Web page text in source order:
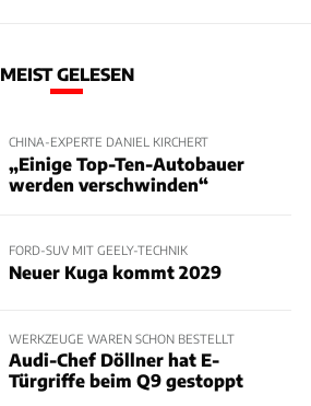
MEIST GELESEN
CHINA-EXPERTE DANIEL KIRCHERT
„Einige Top-Ten-Autobauer
werden verschwinden“
FORD-SUV MIT GEELY-TECHNIK
Neuer Kuga kommt 2029
WERKZEUGE WAREN SCHON BESTELLT
Audi-Chef Döllner hat E-
Türgriffe beim Q9 gestoppt